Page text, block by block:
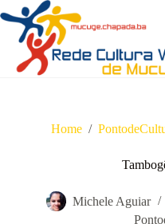
Pular
para
conteúdo
Home /
Michele Aguiar